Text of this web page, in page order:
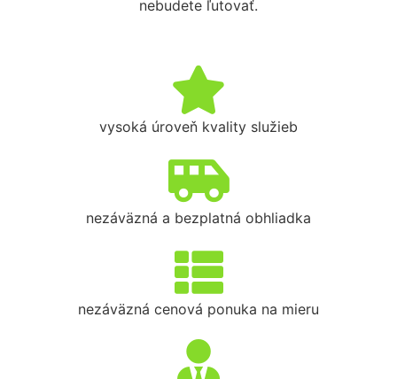
nebudete ľutovať.
vysoká úroveň kvality služieb
nezáväzná a bezplatná obhliadka
nezáväzná cenová ponuka na mieru